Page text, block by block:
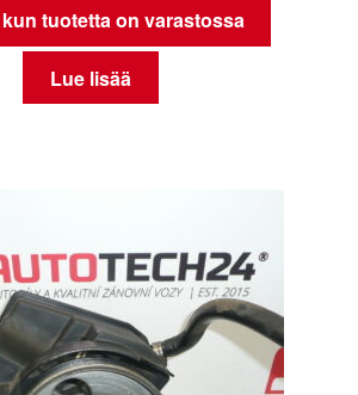
tuotetta on varastossa
Lue lisää